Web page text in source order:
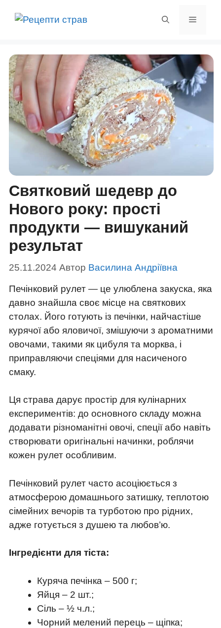
Меню
Святковий шедевр до
Нового року: прості
продукти — вишуканий
результат
25.11.2024 Автор Василина Андріївна
Печінковий рулет — це улюблена закуска, яка
давно знайшла своє місце на святкових
столах. Його готують із печінки, найчастіше
курячої або яловичої, змішуючи з ароматними
овочами, такими як цибуля та морква, і
приправляючи спеціями для насиченого
смаку.
Ця страва дарує простір для кулінарних
експериментів: до основного складу можна
додавати різноманітні овочі, спеції або навіть
створювати оригінальні начинки, роблячи
кожен рулет особливим.
Печінковий рулет часто асоціюється з
атмосферою домашнього затишку, теплотою
сімейних вечорів та турботою про рідних,
адже готується з душею та любов’ю.
Інгредієнти для тіста:
Куряча печінка – 500 г;
Яйця – 2 шт.;
Сіль – ½ ч.л.;
Чорний мелений перець – щіпка;